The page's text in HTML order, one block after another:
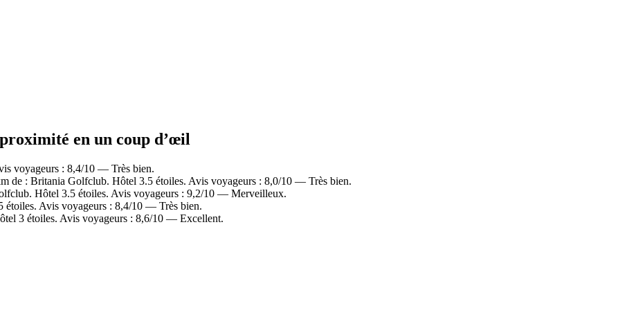
en un coup d’œil
voyageurs : 8,4/10 — Très bien.
de : Britania Golfclub. Hôtel 3.5 étoiles. Avis voyageurs : 8,0/10 — Très bien.
Hôtel 3.5 étoiles. Avis voyageurs : 9,2/10 — Merveilleux.
Avis voyageurs : 8,4/10 — Très bien.
3 étoiles. Avis voyageurs : 8,6/10 — Excellent.